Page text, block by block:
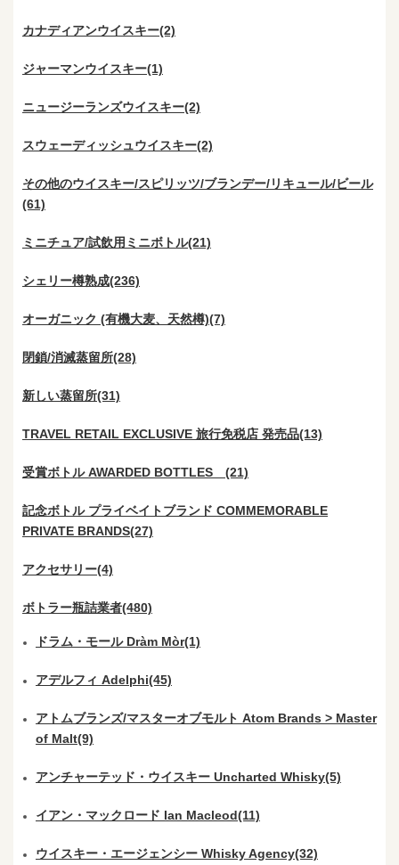
カナディアンウイスキー(2)
ジャーマンウイスキー(1)
ニュージーランズウイスキー(2)
スウェーディッシュウイスキー(2)
その他のウイスキー/スピリッツ/ブランデー/リキュール/ビール
(61)
ミニチュア/試飲用ミニボトル(21)
シェリー樽熟成(236)
オーガニック (有機大麦、天然樽)(7)
閉鎖/消滅蒸留所(28)
新しい蒸留所(31)
TRAVEL RETAIL EXCLUSIVE 旅行免税店 発売品(13)
受賞ボトル AWARDED BOTTLES (21)
記念ボトル プライベイトブランド COMMEMORABLE
PRIVATE BRANDS(27)
アクセサリー(4)
ボトラー瓶詰業者(480)
ドラム・モール Dràm Mòr(1)
アデルフィ Adelphi(45)
アトムブランズ/マスターオブモルト Atom Brands > Master
of Malt(9)
アンチャーテッド・ウイスキー Uncharted Whisky(5)
イアン・マックロード Ian Macleod(11)
ウイスキー・エージェンシー Whisky Agency(32)